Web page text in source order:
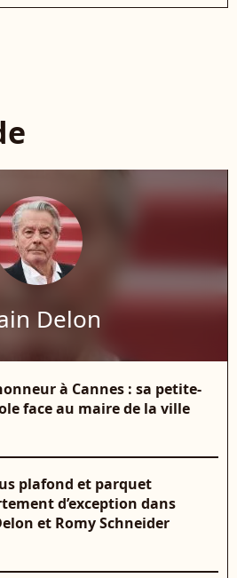
Delon
à Cannes : sa petite-
face au maire de la ville
plafond et parquet
d’exception dans
et Romy Schneider